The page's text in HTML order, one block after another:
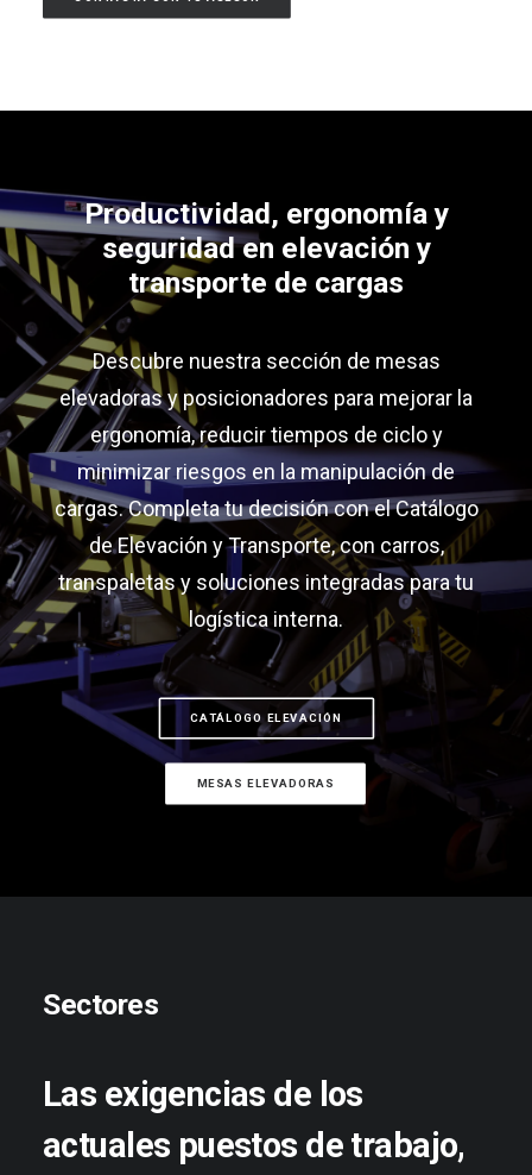
Productividad, ergonomía y
seguridad en elevación y
transporte de cargas
Descubre nuestra sección de mesas
elevadoras y posicionadores para mejorar la
ergonomía, reducir tiempos de ciclo y
minimizar riesgos en la manipulación de
cargas. Completa tu decisión con el Catálogo
de Elevación y Transporte, con carros,
transpaletas y soluciones integradas para tu
logística interna.
CATÁLOGO ELEVACIÓN
MESAS ELEVADORAS
Sectores
Las exigencias de los
actuales puestos de trabajo,